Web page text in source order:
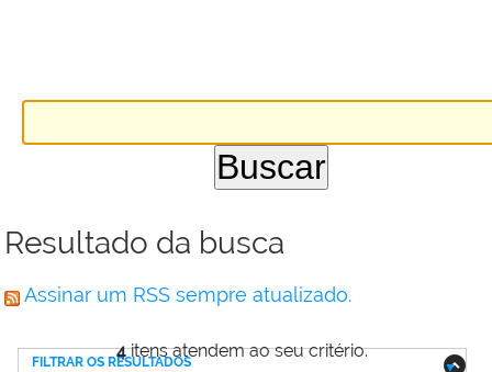
Resultado da busca
Assinar um RSS sempre atualizado.
4itens atendem ao seu critério.
FILTRAR OS RESULTADOS